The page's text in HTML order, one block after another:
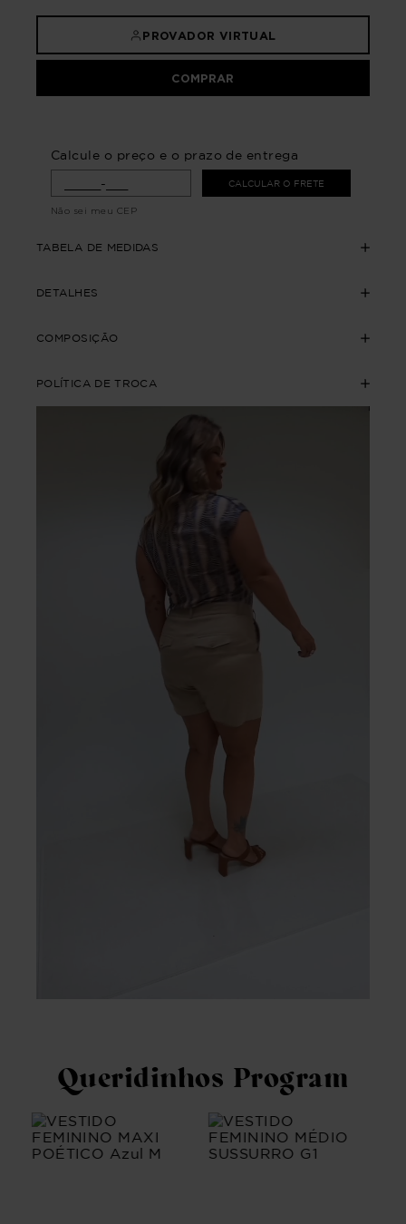
PROVADOR VIRTUAL
COMPRAR
Calcule o preço e o prazo de entrega
CALCULAR O FRETE
Não sei meu CEP
TABELA DE MEDIDAS
DETALHES
COMPOSIÇÃO
POLÍTICA DE TROCA
Queridinhos Program